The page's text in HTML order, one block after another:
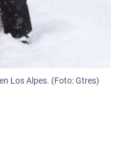
Los Alpes. (Foto: Gtres)